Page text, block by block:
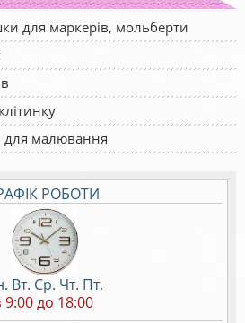
для маркерів, мольберти
малювання
РОБОТИ
Вт. Ср. Чт. Пт.
9:00 до 18:00